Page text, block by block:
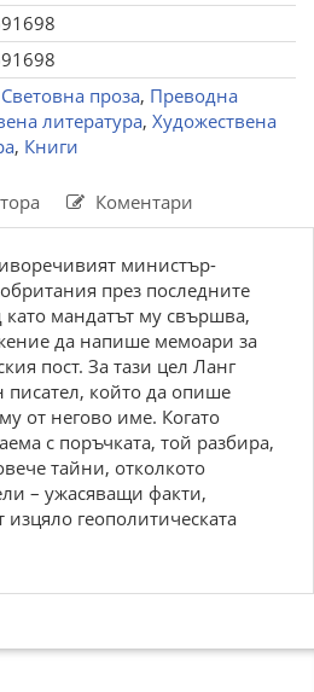
Световна проза, Преводна
литература, Художествена
, Книги
Коментари
министър-
през последните
като мандатът му свършва,
да напише мемоари за
пост. За тази цел Ланг
който да опише
от негово име. Когато
с поръчката, той разбира,
тайни, отколкото
– ужасяващи факти,
геополитическата